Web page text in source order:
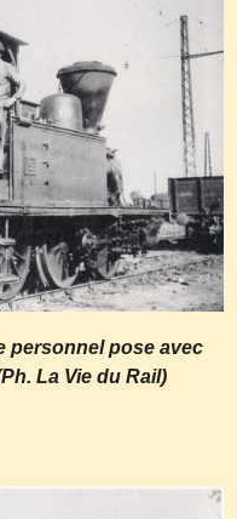
personnel pose avec
La Vie du Rail)